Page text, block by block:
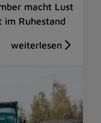
macht Lust
im Ruhestand